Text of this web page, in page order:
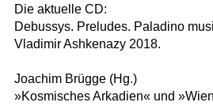
Die aktuelle CD:
Debussys. Preludes. Paladino
Vladimir Ashkenazy 2018.
Joachim Brügge (Hg.)
»Kosmisches Arkadien« und